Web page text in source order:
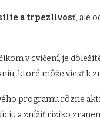
a trpezlivosť, ale
v cvičení, je
ktoré môže viesť k
programu rôzne
a znížiť riziko